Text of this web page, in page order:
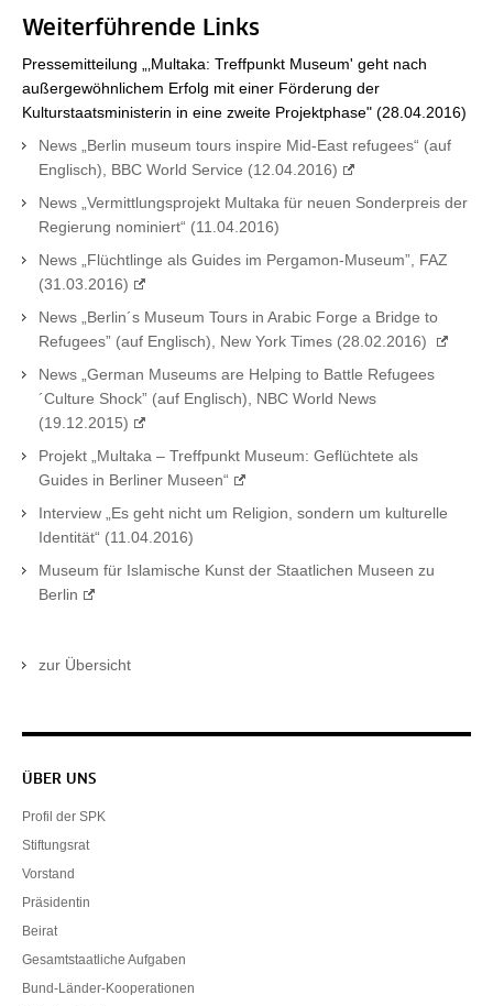
Weiterführende Links
Pressemitteilung „‚Multaka: Treffpunkt Museum' geht nach
außergewöhnlichem Erfolg mit einer Förderung der
Kulturstaatsministerin in eine zweite Projektphase" (28.04.2016)
News „Berlin museum tours inspire Mid-East refugees“ (auf
Englisch), BBC World Service (12.04.2016)
News „Vermittlungsprojekt Multaka für neuen Sonderpreis der
Regierung nominiert“ (11.04.2016)
News „Flüchtlinge als Guides im Pergamon-Museum”, FAZ
(31.03.2016)
News „Berlin´s Museum Tours in Arabic Forge a Bridge to
Refugees” (auf Englisch), New York Times (28.02.2016)
News „German Museums are Helping to Battle Refugees
´Culture Shock” (auf Englisch), NBC World News
(19.12.2015)
Projekt „Multaka – Treffpunkt Museum: Geflüchtete als
Guides in Berliner Museen“
Interview „Es geht nicht um Religion, sondern um kulturelle
Identität“ (11.04.2016)
Museum für Islamische Kunst der Staatlichen Museen zu
Berlin
zur Übersicht
Servicenavigation
ÜBER UNS
Profil der SPK
Stiftungsrat
Vorstand
Präsidentin
Beirat
Gesamtstaatliche Aufgaben
Bund-Länder-Kooperationen